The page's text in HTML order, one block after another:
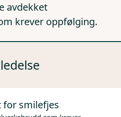
avdekket
krever oppfølging.
for smilefjes